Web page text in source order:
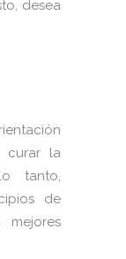
desea
curar la
tanto,
de